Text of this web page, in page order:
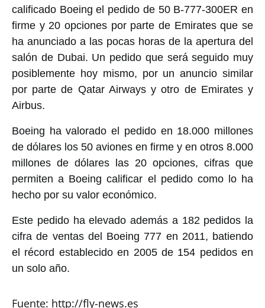
calificado Boeing el pedido de 50 B-777-300ER en
firme y 20 opciones por parte de Emirates que se
ha anunciado a las pocas horas de la apertura del
salón de Dubai. Un pedido que será seguido muy
posiblemente hoy mismo, por un anuncio similar
por parte de Qatar Airways y otro de Emirates y
Airbus.
Boeing ha valorado el pedido en 18.000 millones
de dólares los 50 aviones en firme y en otros 8.000
millones de dólares las 20 opciones, cifras que
permiten a Boeing calificar el pedido como lo ha
hecho por su valor económico.
Este pedido ha elevado además a 182 pedidos la
cifra de ventas del Boeing 777 en 2011, batiendo
el récord establecido en 2005 de 154 pedidos en
un solo año.
Fuente: http://fly-news.es